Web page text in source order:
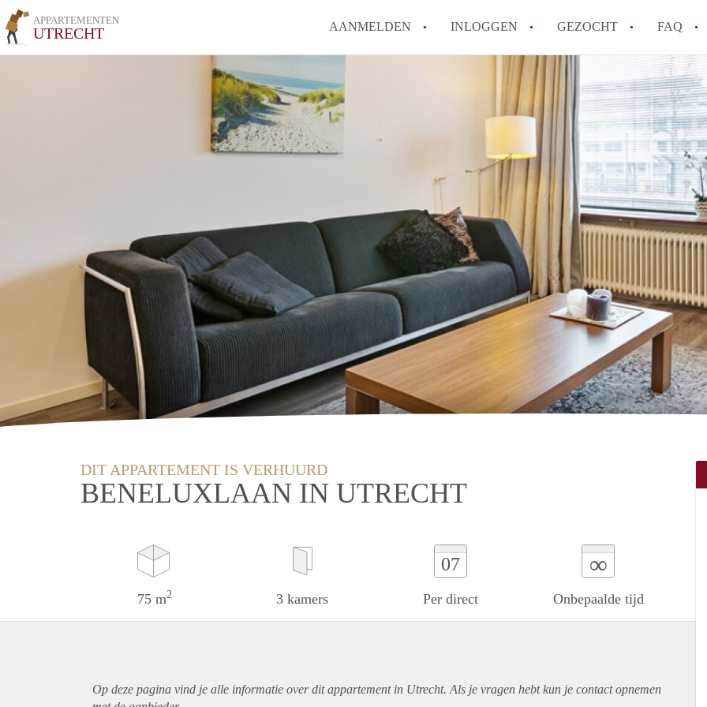
APPARTEMENTEN
UTRECHT AANMELDEN INLOGGEN GEZOCHT FAQ
How to translate AppartementenUtrecht!
Wat is AppartementenUtrecht?
Wat is de privacyverklaring van
Berekent AppartementenUtrecht
makelaarsvergoeding/
Is AppartementenUtrecht
Appartement / Appartementen in Utrecht?
Alle veelgestelde vragen
DIT APPARTEMENT IS VERHUURD
BENELUXLAAN IN UTRECHT
75 m2 3 kamers
07
Per direct
∞
Onbepaalde tijd
Op deze pagina vind je alle informatie over ditappartementin Utrecht. Als je vragen hebt kun je contact opnemen